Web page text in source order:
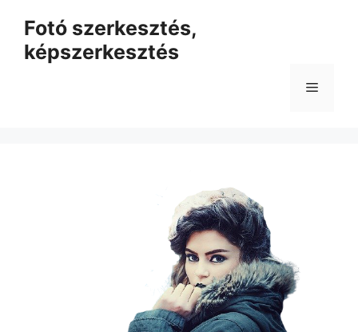
tartalomba
Fotó szerkesztés,
képszerkesztés
Menü